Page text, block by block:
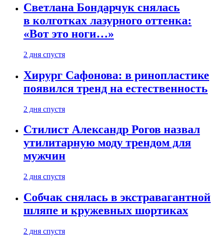
Светлана Бондарчук снялась
в колготках лазурного оттенка:
«Вот это ноги…»
2 дня спустя
Хирург Сафонова: в ринопластике
появился тренд на естественность
2 дня спустя
Стилист Александр Рогов назвал
утилитарную моду трендом для
мужчин
2 дня спустя
Собчак снялась в экстравагантной
шляпе и кружевных шортиках
2 дня спустя